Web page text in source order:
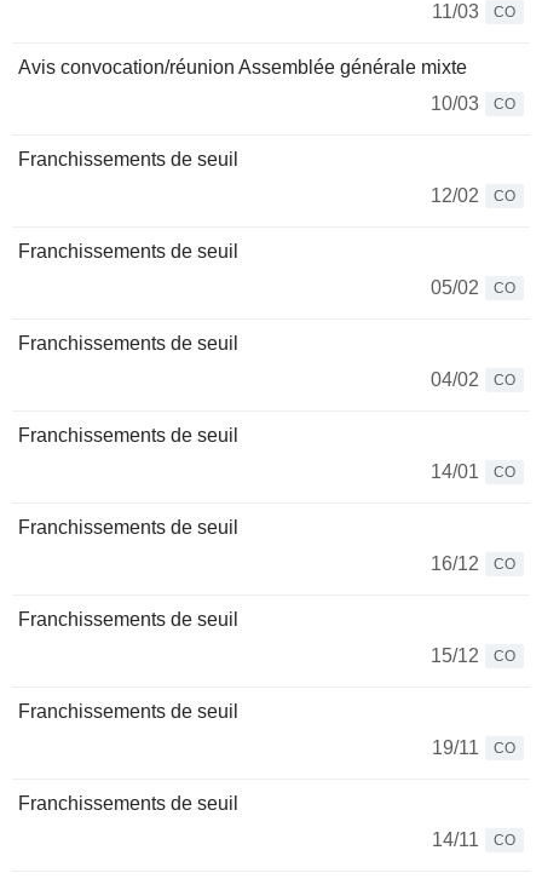
11/03
CO
Avis convocation/réunion Assemblée générale mixte
10/03
CO
Franchissements de seuil
12/02
CO
Franchissements de seuil
05/02
CO
Franchissements de seuil
04/02
CO
Franchissements de seuil
14/01
CO
Franchissements de seuil
16/12
CO
Franchissements de seuil
15/12
CO
Franchissements de seuil
19/11
CO
Franchissements de seuil
14/11
CO